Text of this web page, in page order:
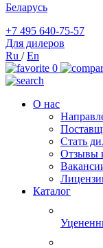
Беларусь
+7 495 640-75-57
Для дилеров
Ru /En
0
О нас
Стать
Отзывы
Каталог